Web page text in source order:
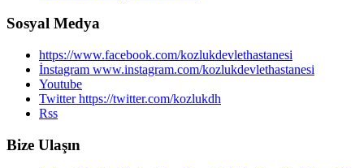
Sosyal Medya
https://www.facebook.com/kozlukdevlethastanesi
İnstagram www.instagram.com/kozlukdevlethastanesi
Youtube
Twitter https://twitter.com/kozlukdh
Rss
Bize Ulaşın